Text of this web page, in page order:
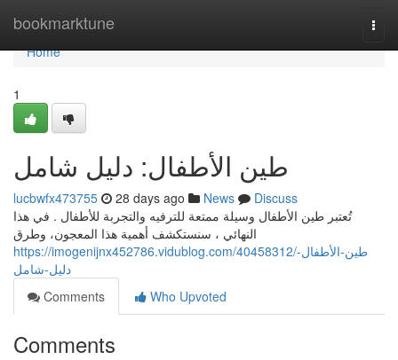
bookmarktune
Home
Home
1
طين الأطفال: دليل شامل
lucbwfx473755 28 days ago News
Discuss
تُعتبر طين الأطفال وسيلة ممتعة للترفيه والتجربة للأطفال . في هذا
النهائي ، سنستكشف أهمية هذا المعجون، وطرق
https://imogenijnx452786.vidublog.com/40458312/طين-الأطفال-
دليل-شامل
Comments
Who Upvoted
Comments